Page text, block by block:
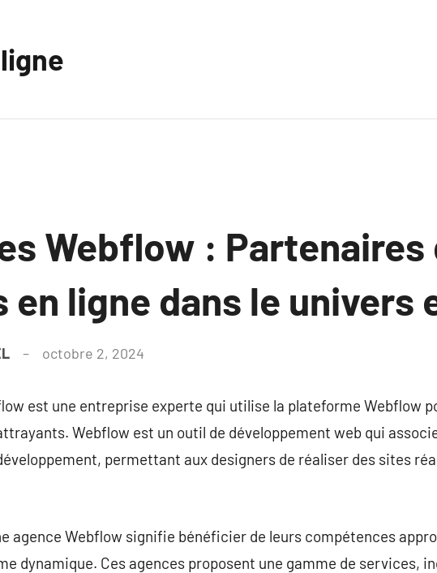
Webflow : Partenaires
en ligne dans le univers
octobre 2, 2024
est une entreprise experte qui utilise la plateforme Webflow
Webflow est un outil de développement web qui
permettant aux designers de réaliser des sites
agence Webflow signifie bénéficier de leurs compétences
dynamique. Ces agences proposent une gamme de services,